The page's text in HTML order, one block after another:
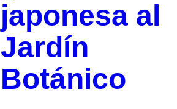
japonesa al
Jardín
Botánico